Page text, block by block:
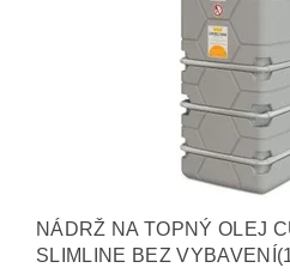
NÁDRŽ NA TOPNÝ OLEJ
SLIMLINE BEZ